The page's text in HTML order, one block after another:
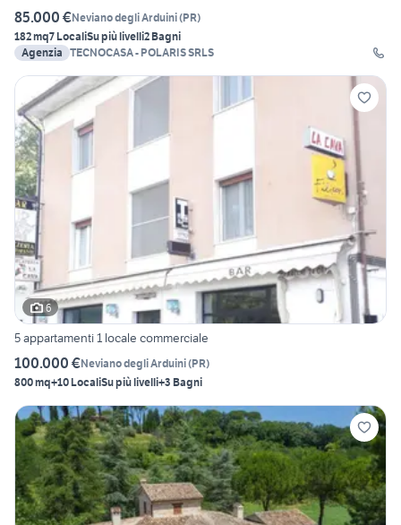
85.000 €Neviano degli Arduini(PR)
182 mq7 LocaliSu più livelli2 Bagni
Agenzia TECNOCASA - POLARIS SRLS
6
5 appartamenti 1 locale commerciale
100.000 €Neviano degli Arduini(PR)
800 mq+10 LocaliSu più livelli+3 Bagni